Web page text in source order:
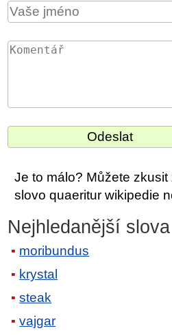
Je to málo? Můžete zkusit
slovo quaeritur wikipedie
Nejhledanější slova
moribundus
krystal
steak
vajgar